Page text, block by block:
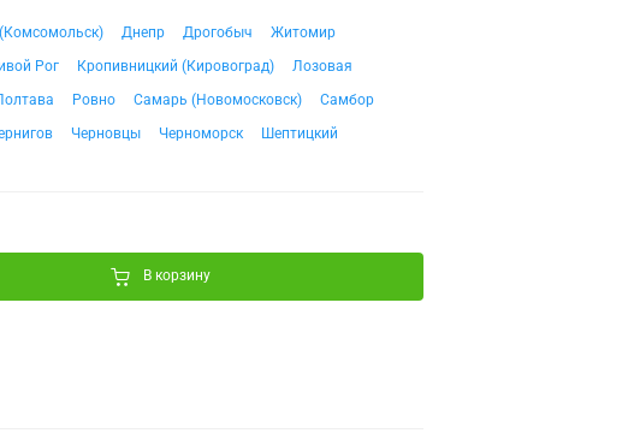
Днепр Дрогобыч
Житомир
Рог Кропивницкий (Кировоград)
Лозовая
Ровно Самарь (Новомосковск)
Самбор
Черновцы Черноморск Шептицкий
В корзину